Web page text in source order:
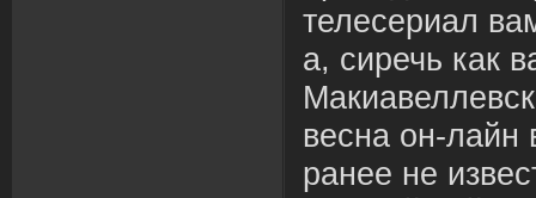
телесериал
а, сиречь как
весна он-лайн
ранее не